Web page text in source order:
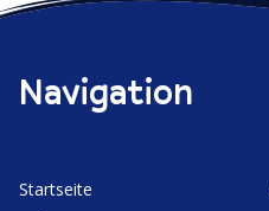
Navigation
Start­seite